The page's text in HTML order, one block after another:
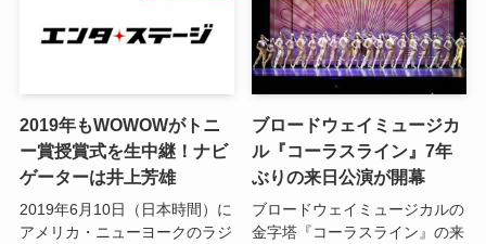
2019年もWOWOWがトニ
ー賞授賞式を生中継！ナビ
ゲーターは井上芳雄
2019年6月10日（日本時間）に
アメリカ・ニューヨークのラジ
ブロードウェイミュージカ
ル『コーラスライン』7年
ぶりの来日公演が開幕
ブロードウェイミュージカルの
金字塔『コーラスライン』の来